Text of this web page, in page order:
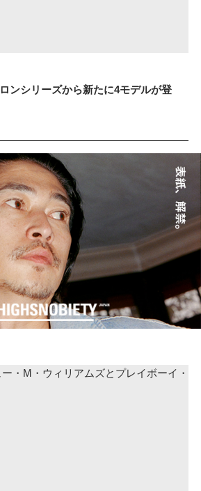
ンシリーズから新たに4モデルが登